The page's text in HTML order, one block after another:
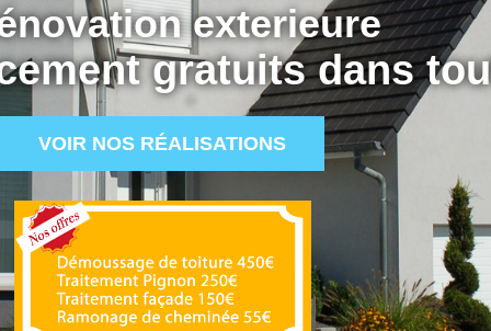
exterieure
gratuits dans
VOIR NOS RÉALISATIONS